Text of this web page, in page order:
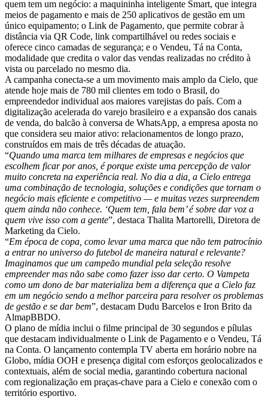
quem tem um negócio: a maquininha inteligente Smart, que integra
meios de pagamento e mais de 250 aplicativos de gestão em um
único equipamento; o Link de Pagamento, que permite cobrar à
distância via QR Code, link compartilhável ou redes sociais e
oferece cinco camadas de segurança; e o Vendeu, Tá na Conta,
modalidade que credita o valor das vendas realizadas no crédito à
vista ou parcelado no mesmo dia.
A campanha conecta-se a um movimento mais amplo da Cielo, que
atende hoje mais de 780 mil clientes em todo o Brasil, do
empreendedor individual aos maiores varejistas do país. Com a
digitalização acelerada do varejo brasileiro e a expansão dos canais
de venda, do balcão à conversa de WhatsApp, a empresa aposta no
que considera seu maior ativo: relacionamentos de longo prazo,
construídos em mais de três décadas de atuação.
“Quando uma marca tem milhares de empresas e negócios que
escolhem ficar por anos, é porque existe uma percepção de valor
muito concreta na experiência real. No dia a dia, a Cielo entrega
uma combinação de tecnologia, soluções e condições que tornam o
negócio mais eficiente e competitivo — e muitas vezes surpreendem
quem ainda não conhece. ‘Quem tem, fala bem’ é sobre dar voz a
quem vive isso com a gente”, destaca Thalita Martorelli, Diretora de
Marketing da Cielo.
“Em época de copa, como levar uma marca que não tem patrocínio
a entrar no universo do futebol de maneira natural e relevante?
Imaginamos que um campeão mundial pela seleção resolve
empreender mas não sabe como fazer isso dar certo. O Vampeta
como um dono de bar materializa bem a diferença que a Cielo faz
em um negócio sendo a melhor parceira para resolver os problemas
de gestão e se dar bem”, destacam Dudu Barcelos e Iron Brito da
AlmapBBDO.
O plano de mídia inclui o filme principal de 30 segundos e pílulas
que destacam individualmente o Link de Pagamento e o Vendeu, Tá
na Conta. O lançamento contempla TV aberta em horário nobre na
Globo, mídia OOH e presença digital com esforços geolocalizados e
contextuais, além de social media, garantindo cobertura nacional
com regionalização em praças-chave para a Cielo e conexão com o
território esportivo.